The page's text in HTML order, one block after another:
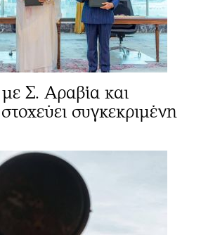
Σ. Αραβία και
συγκεκριμένη